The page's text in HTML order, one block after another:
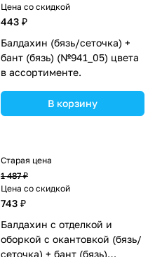
Цена со скидкой
443 ₽
Балдахин (бязь/сеточка) +
бант (бязь) (№941_05) цвета
в ассортименте.
В корзину
Старая цена
1 487 ₽
Цена со скидкой
743 ₽
Балдахин с отделкой и
оборкой с окантовкой (бязь/
сеточка) + бант (бязь)